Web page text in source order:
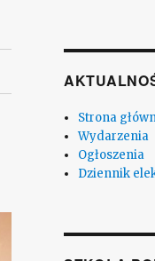
Strona
Wydarzenia
Ogłoszenia
Dziennik